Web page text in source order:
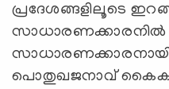
പ്രദേശങ്ങളിലൂടെ
സാധാരണക്കാരനില്‍
പൊതുഖജനാവ്